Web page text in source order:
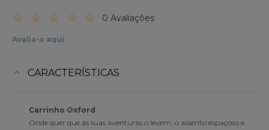
0 Avaliações
Avalia-o aqui
CARACTERÍSTICAS
Carrinho Oxford
Onde quer que as suas aventuras o levem, o assento espaçoso e